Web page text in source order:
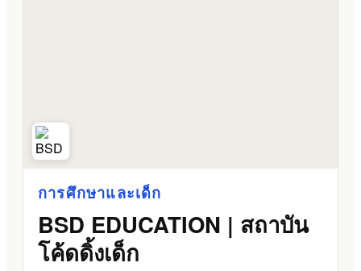
การศึกษาและเด็ก
BSD EDUCATION | สถาบัน
โค้ดดิ้งเด็ก